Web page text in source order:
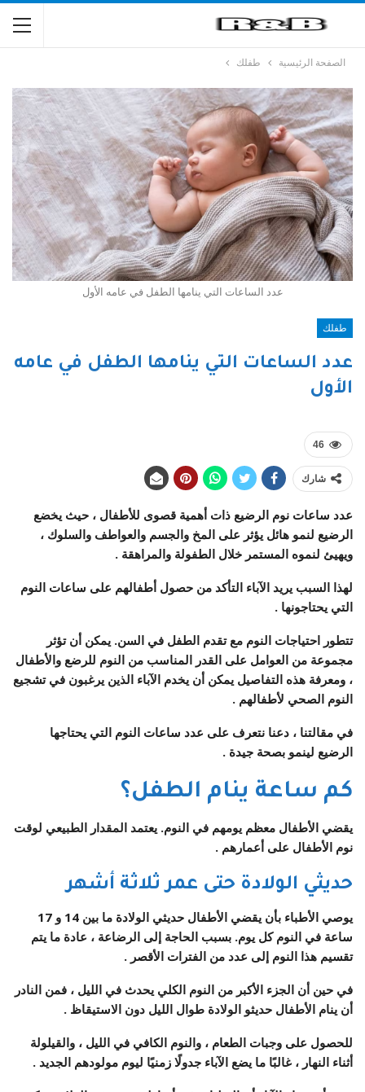
الصفحة الرئيسية طفلك
عدد الساعات التي ينامها الطفل في عامه الأول
طفلك
عدد الساعات التي ينامها الطفل في عامه
الأول
46
شارك
عدد ساعات نوم الرضيع ذات أهمية قصوى للأطفال ، حيث يخضع
الرضيع لنمو هائل يؤثر على المخ والجسم والعواطف والسلوك ،
ويهيئ لنموه المستمر خلال الطفولة والمراهقة .
لهذا السبب يريد الآباء التأكد من حصول أطفالهم على ساعات النوم
التي يحتاجونها .
تتطور احتياجات النوم مع تقدم الطفل في السن. يمكن أن تؤثر
مجموعة من العوامل على القدر المناسب من النوم للرضع والأطفال
، ومعرفة هذه التفاصيل يمكن أن يخدم الآباء الذين يرغبون في تشجيع
النوم الصحي لأطفالهم .
في مقالتنا ، دعنا نتعرف على عدد ساعات النوم التي يحتاجها
الرضيع لينمو بصحة جيدة .
كم ساعة ينام الطفل؟
يقضي الأطفال معظم يومهم في النوم. يعتمد المقدار الطبيعي لوقت
نوم الأطفال على أعمارهم .
حديثي الولادة حتى عمر ثلاثة أشهر
يوصي الأطباء بأن يقضي الأطفال حديثي الولادة ما بين 14 و 17
ساعة في النوم كل يوم. بسبب الحاجة إلى الرضاعة ، عادة ما يتم
تقسيم هذا النوم إلى عدد من الفترات الأقصر .
في حين أن الجزء الأكبر من النوم الكلي يحدث في الليل ، فمن النادر
أن ينام الأطفال حديثو الولادة طوال الليل دون الاستيقاظ .
للحصول على وجبات الطعام ، والنوم الكافي في الليل ، والقيلولة
أثناء النهار ، غالبًا ما يضع الآباء جدولًا زمنيًا ليوم مولودهم الجديد .